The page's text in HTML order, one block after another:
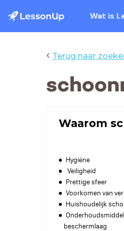
Wat is
‹ Terug naar
Waarom
Hygiëne
Veiligheid
Prettige sfeer
Voorkomen van
Huishoudelijk
beschermlaag